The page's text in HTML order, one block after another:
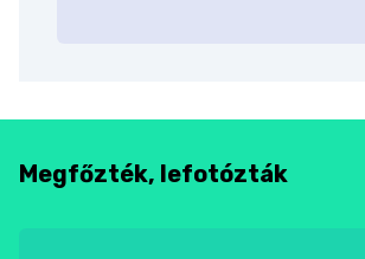
Megfőzték, lefotózták